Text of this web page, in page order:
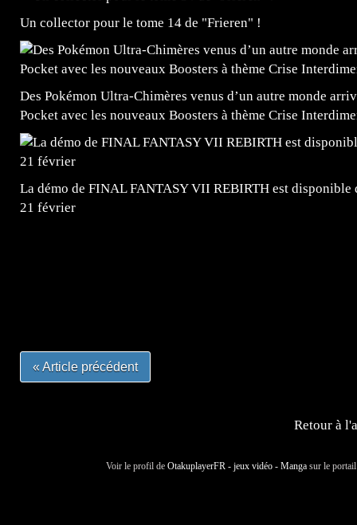
Un collector pour le tome 14 de "Frieren" !
Des Pokémon Ultra-Chimères venus d’un autre monde
Pocket avec les nouveaux Boosters à thème Crise
La démo de FINAL FANTASY VII REBIRTH est
21 février
« Article précédent
Retour à
Voir le profil de OtakuplayerFR - jeux vidéo - Manga sur le